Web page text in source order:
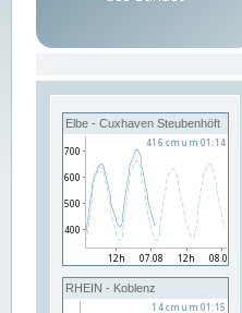
Elbe - Cuxhaven Steubenhöft
RHEIN - Koblenz